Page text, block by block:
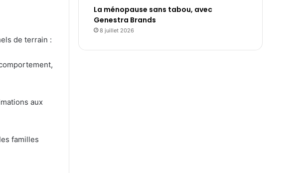
de terrain :
aux
familles
La ménopause sans tabou, avec
Genestra Brands
8 juillet 2026